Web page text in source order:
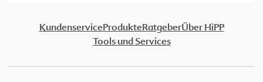
KundenserviceProdukteRatgeberÜber HiPP
Tools und Services